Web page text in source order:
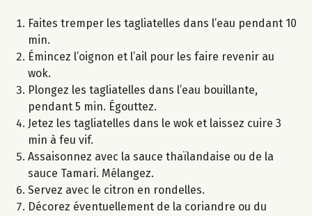
Faites tremper les tagliatelles dans l’eau pendant 10
min.
Émincez l’oignon et l’ail pour les faire revenir au
wok.
Plongez les tagliatelles dans l’eau bouillante,
pendant 5 min. Égouttez.
Jetez les tagliatelles dans le wok et laissez cuire 3
min à feu vif.
Assaisonnez avec la sauce thaïlandaise ou de la
sauce Tamari. Mélangez.
Servez avec le citron en rondelles.
Décorez éventuellement de la coriandre ou du